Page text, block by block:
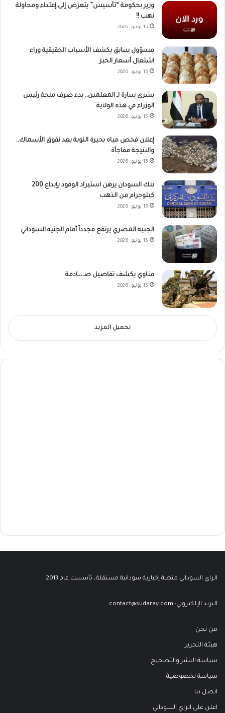
وزير بحكومة “تأسيس” يتعرض إلى إعتداء ومحاولة
نهب !!
15 يونيو، 2026
مسؤول سابق يكشف الأسباب الحقيقية وراء
اشتعال أسعار الخبز
15 يونيو، 2026
بشرى سارة لـ المعلمين.. بدء صرف منحة رئيس
الوزراء في هذه الولاية
15 يونيو، 2026
إعلان فحص مياه بحيرة النوبة بعد نفوق الأسماك..
والنتيجة مفاجأة
15 يونيو، 2026
بنك السودان يرهن استيراد الوقود بإيداع 200
كيلوجرام من الذهب
15 يونيو، 2026
الجنيه المصري يرتفع مجدداً أمام الجنيه السوداني
15 يونيو، 2026
مناوي يكشف تفاصيل صـ،،ـادمة
15 يونيو، 2026
تحميل المزيد
الراي السوداني منصة إخبارية سودانية مستقلة، تأسست عام 2013.
البريد الإلكتروني: contact@sudaray.com
من نحن
هيئة التحرير
سياسة النشر والتصحيح
سياسة لخصوصية
اتصل بنا
اعلن على الراي السوداني